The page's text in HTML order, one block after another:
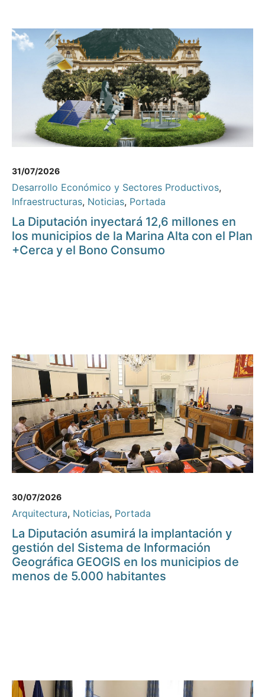
31/07/2026
Desarrollo Económico y Sectores Productivos,
Infraestructuras, Noticias, Portada
La Diputación inyectará 12,6 millones en
los municipios de la Marina Alta con el Plan
+Cerca y el Bono Consumo
30/07/2026
Arquitectura, Noticias, Portada
La Diputación asumirá la implantación y
gestión del Sistema de Información
Geográfica GEOGIS en los municipios de
menos de 5.000 habitantes